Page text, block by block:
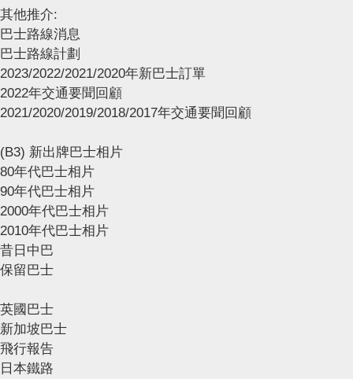
其他推介:
巴士路線消息
巴士路線計劃
2023/2022/2021/2020年新巴士訂單
2022年交通要聞回顧
2021/2020/2019/2018/2017年交通要聞回顧
(B3) 新出牌巴士相片
80年代巴士相片
90年代巴士相片
2000年代巴士相片
2010年代巴士相片
昔日中巴
保留巴士
英國巴士
新加坡巴士
飛行報告
日本鐵路